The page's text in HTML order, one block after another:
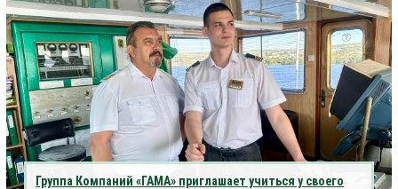
Группа Компаний «ГАМА» приглашает учиться у своего